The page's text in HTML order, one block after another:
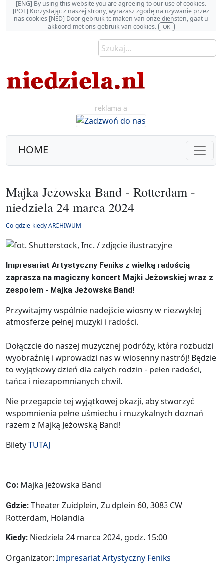
[ENG] By using this website you are agreeing to our use of cookies.
[POL] Korzystając z naszej strony, wyrażasz zgodę na używanie przez
nas cookies [NED] Door gebruik te maken van onze diensten, gaat u
akkoord met ons gebruik van cookies.
OK
reklama a
HOME
Majka Jeżowska Band - Rotterdam -
niedziela 24 marca 2024
Co-gdzie-kiedy ARCHIWUM
Impresariat Artystyczny Feniks z wielką radością
zaprasza na magiczny koncert Majki Jeżowskiej wraz z
zespołem - Majka Jeżowska Band!
Przywitajmy wspólnie nadejście wiosny w niezwykłej
atmosferze pełnej muzyki i radości.
Dołączcie do naszej muzycznej podróży, która rozbudzi
wyobraźnię i wprowadzi nas w wiosenny nastrój! Będzie
to wyjątkowy dzień dla całych rodzin - pełen radości,
tańca i niezapomnianych chwil.
Nie przegapcie tej wyjątkowej okazji, aby stworzyć
wspomnienia pełne uśmiechu i muzykalnych doznań
razem z Majką Jeżowską Band!
BiletyTUTAJ
Co: Majka Jeżowska Band
Gdzie: Theater Zuidplein, Zuidplein 60, 3083 CW
Rotterdam, Holandia
Kiedy: Niedziela 24 marca 2024, godz. 15:00
Organizator: Impresariat Artystyczny Feniks